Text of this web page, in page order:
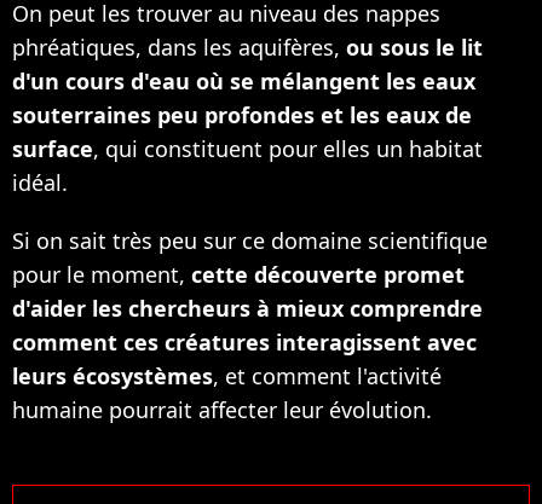
On peut les trouver au niveau des nappes
phréatiques, dans les aquifères, ou sous le lit
d'un cours d'eau où se mélangent les eaux
souterraines peu profondes et les eaux de
surface, qui constituent pour elles un habitat
idéal.
Si on sait très peu sur ce domaine scientifique
pour le moment, cette découverte promet
d'aider les chercheurs à mieux comprendre
comment ces créatures interagissent avec
leurs écosystèmes, et comment l'activité
humaine pourrait affecter leur évolution.